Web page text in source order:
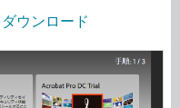
ウンロード